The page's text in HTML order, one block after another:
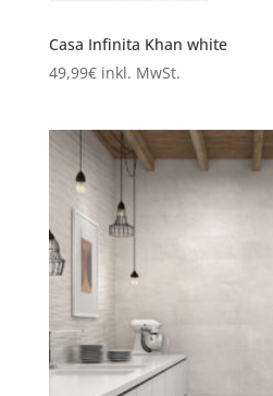
Casa Infinita Khan white
49,99€ inkl. MwSt.